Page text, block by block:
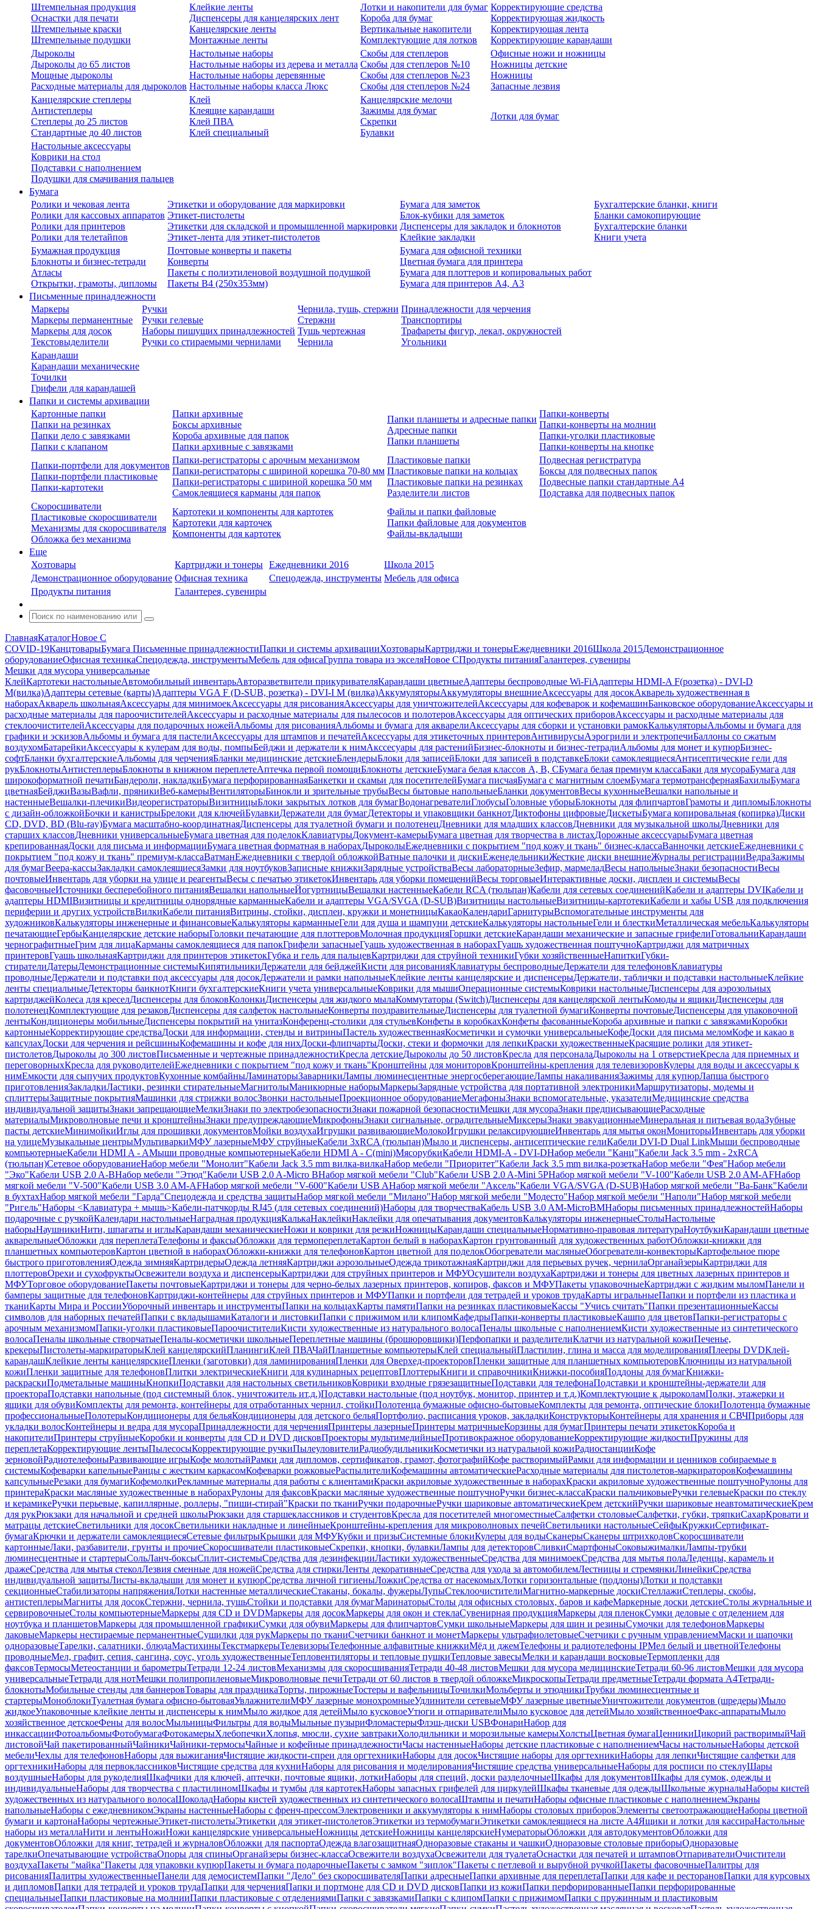
Штемпельная продукция
Оснастки для печати
Штемпельные краски
Штемпельные подушки
Клейкие ленты
Диспенсеры для канцелярских лент
Канцелярские ленты
Монтажные ленты
Лотки и накопители для бумаг
Короба для бумаг
Вертикальные накопители
Комплектующие для лотков
Корректирующие средства
Корректирующая жидкость
Корректирующая лента
Корректирующие карандаши
Дыроколы
Дыроколы до 65 листов
Мощные дыроколы
Расходные материалы для дыроколов
Настольные наборы
Настольные наборы из дерева и металла
Настольные наборы деревянные
Настольные наборы класса Люкс
Скобы для степлеров
Скобы для степлеров №10
Скобы для степлеров №23
Скобы для степлеров №24
Офисные ножи и ножницы
Ножницы детские
Ножницы
Запасные лезвия
Канцелярские степлеры
Антистеплеры
Степлеры до 25 листов
Стандартные до 40 листов
Клей
Клеящие карандаши
Клей ПВА
Клей специальный
Канцелярские мелочи
Зажимы для бумаг
Скрепки
Булавки
Лотки для бумаг
Настольные аксессуары
Коврики на стол
Подставки с наполнением
Подушки для смачивания пальцев
Бумага
Ролики и чековая лента
Ролики для кассовых аппаратов
Ролики для принтеров
Ролики для телетайпов
Этикетки и оборудование для маркировки
Этикет-пистолеты
Этикетки для складской и промышленной маркировки
Этикет-лента для этикет-пистолетов
Бумага для заметок
Блок-кубики для заметок
Диспенсеры для закладок и блокнотов
Клейкие закладки
Бухгалтерские бланки, книги
Бланки самокопирующие
Бухгалтерские бланки
Книги учета
Бумажная продукция
Блокноты и бизнес-тетради
Атласы
Открытки, грамоты, дипломы
Почтовые конверты и пакеты
Конверты
Пакеты с полиэтиленовой воздушной подушкой
Пакеты В4 (250х353мм)
Бумага для офисной техники
Цветная бумага для принтера
Бумага для плоттеров и копировальных работ
Бумага для принтеров А4, А3
Письменные принадлежности
Маркеры
Маркеры перманентные
Маркеры для досок
Текстовыделители
Ручки
Ручки гелевые
Наборы пишущих принадлежностей
Ручки со стираемыми чернилами
Чернила, тушь, стержни
Стержни
Тушь чертежная
Чернила
Принадлежности для черчения
Транспортиры
Трафареты фигур, лекал, окружностей
Угольники
Карандаши
Карандаши механические
Точилки
Грифели для карандашей
Папки и системы архивации
Картонные папки
Папки на резинках
Папки дело с завязками
Папки с клапаном
Папки архивные
Боксы архивные
Короба архивные для папок
Папки архивные с завязками
Папки планшеты и адресные папки
Адресные папки
Папки планшеты
Папки-конверты
Папки-конверты на молнии
Папки-уголки пластиковые
Папки-конверты на кнопке
Папки-портфели для документов
Папки-портфели пластиковые
Папки-картотеки
Папки-регистраторы с арочным механизмом
Папки-регистраторы с шириной корешка 70-80 мм
Папки-регистраторы с шириной корешка 50 мм
Самоклеящиеся карманы для папок
Пластиковые папки
Пластиковые папки на кольцах
Пластиковые папки на резинках
Разделители листов
Подвесная регистратура
Боксы для подвесных папок
Подвесные папки стандартные А4
Подставка для подвесных папок
Скоросшиватели
Пластиковые скоросшиватели
Механизмы для скоросшивателя
Обложка без механизма
Картотеки и компоненты для картотек
Картотеки для карточек
Компоненты для картотек
Файлы и папки файловые
Папки файловые для документов
Файлы-вкладыши
Еще
Хозтовары
Картриджи и тонеры Ежедневники 2016
Школа 2015
Демонстрационное оборудование Офисная техника Спецодежда, инструменты Мебель для офиса
Продукты питания
Галантерея, сувениры
ГлавнаяКаталогНовое С
COVID-19КанцтоварыБумага Письменные принадлежностиПапки и системы архивацииХозтоварыКартриджи и тонерыЕжедневники 2016Школа 2015Демонстрационное
оборудованиеОфисная техникаСпецодежда, инструментыМебель для офисаГруппа товара из экселяНовое СПродукты питанияГалантерея, сувениры
Мешки для мусора универсальные
КлейКартотеки настольныеАвтомобильный инвентарьАвторазветвители прикуривателяКарандаши цветныеАдаптеры беспроводные Wi-FiАдаптеры HDMI-A F(розетка) - DVI-D
M(вилка)Адаптеры сетевые (карты)Адаптеры VGA F (D-SUB, розетка) - DVI-I M (вилка)АккумуляторыАккумуляторы внешниеАксессуары для досокАкварель художественная в
наборахАкварель школьнаяАксессуары для минимоекАксессуары для рисованияАксессуары для уничтожителейАксессуары для кофеварок и кофемашинБанковское оборудованиеАксессуары и
расходные материалы для пароочистителейАксессуары и расходные материалы для пылесосов и полотеровАксессуары для оптических приборовАксессуары и расходные материалы для
стеклоочистителейАксессуары для подарочных ножейАльбомы для рисованияАльбомы и бумага для акварелиАксессуары для сборки и установки рамокКалькуляторыАльбомы и бумага для
графики и эскизовАльбомы и бумага для пастелиАксессуары для штампов и печатейАксессуары для этикеточных принтеровАнтивирусыАэрогрили и электропечиБаллоны со сжатым
воздухомБатарейкиАксессуары к кулерам для воды, помпыБейджи и держатели к нимАкссесуары для растенийБизнес-блокноты и бизнес-тетрадиАльбомы для монет и купюрБизнес-
софтБланки бухгалтерскиеАльбомы для черченияБланки медицинские детскиеБлендерыБлоки для записейБлоки для записей в подставкеБлоки самоклеящиесяАнтисептические гели для
рукБлокнотыАнтистеплерыБлокноты в книжном переплетеАптечка первой помощиБлокноты детскиеБумага белая классов А, В, СБумага белая премиум классаБаки для мусораБумага для
широкоформатной печатиБандероли, накладкиБумага перфорированнаяБанкетки и скамьи для посетителейБумага писчаяБумага с магнитным слоемБумага термотрансфернаяБахилыБумага
цветнаяБейджиВазыВафли, пряникиВеб-камерыВентиляторыБинокли и зрительные трубыВесы бытовые напольныеБланки документовВесы кухонныеВешалки напольные и
настенныеВешалки-плечикиВидеорегистраторыВизитницыБлоки закрытых лотков для бумагВодонагревателиГлобусыГоловные уборыБлокноты для флипчартовГрамоты и дипломыБлокноты
с дизайн-обложкойБочки и канистрыБрелоки для ключейБулавкиДержатели для бумагДетекторы и упаковщики банкнотДиктофоны цифровыеДискетыБумага копировальная (копирка)Диски
CD, DVD, BD (Blu-ray)Бумага масштабно-координатнаяДиспенсеры для туалетной бумаги и полотенецДневники для младших классовДневники для музыкальной школыДневники для
старших классовДневники универсальныеБумага цветная для поделокКлавиатурыДокумент-камерыБумага цветная для творчества в листахДорожные аксессуарыБумага цветная
крепированнаяДоски для письма и информацииБумага цветная форматная в наборахДыроколыЕжедневники с покрытием "под кожу и ткань" бизнес-классаВанночки детскиеЕжедневники с
покрытием "под кожу и ткань" премиум-классаВатманЕжедневники с твердой обложкойВатные палочки и дискиЕженедельникиЖесткие диски внешниеЖурналы регистрацииВедраЗажимы
для бумагВеера-кассыЗакладки самоклеящиесяЗамки для ноутбуковЗаписные книжкиЗарядные устройстваВесы лабораторныеЗефир, мармеладВесы напольныеЗнаки безопасностиВесы
почтовыеИнвентарь для уборки на улице и реагентыВесы с печатью этикетокИнвентарь для уборки помещенийВесы торговыеИнтерактивные доски, дисплеи и системыВесы
фасовочныеИсточники бесперебойного питанияВешалки напольныеЙогуртницыВешалки настенныеКабели RCA (тюльпан)Кабели для сетевых соединенийКабели и адаптеры DVIКабели и
адаптеры HDMIВизитницы и кредитницы однорядные карманныеКабели и адаптеры VGA/SVGA (D-SUB)Визитницы настольныеВизитницы-картотекиКабели и хабы USB для подключения
периферии и других устройствВилкиКабели питанияВитрины, стойки, дисплеи, кружки и монетницыКакаоКалендариГарнитурыВспомогательные инструменты для
художниковКалькуляторы инженерные и финансовыеКалькуляторы карманныеГели для душа и шампуни детскиеКалькуляторы настольныеГели и блесткиМеталлическая мебельКалькуляторы
печатающиеГербыКанцелярские детские наборыГоловки печатающие для плоттеровМолочная продукцияГоршки детскиеКарандаши механические и запасные грифелиГотовальниКарандаши
чернографитныеГрим для лицаКарманы самоклеящиеся для папокГрифели запасныеГуашь художественная в наборахГуашь художественная поштучноКартриджи для матричных
принтеровГуашь школьнаяКартриджи для принтеров этикетокГубка и гель для пальцевКартриджи для струйной техникиГубки хозяйственныеНапиткиГубки-
стирателиДатерыДемонстрационные системыКипятильникиДержатели для бейджейКисти для рисованияКлавиатуры беспроводныеДержатели для телефоновКлавиатуры
проводныеДержатели и подставки под аксессуары для досокДержатели и рамки напольныеКлейкие ленты канцелярские и диспенсерыДержатели, таблички и подставки настольныеКлейкие
ленты специальныеДетекторы банкнотКниги бухгалтерскиеКниги учета универсальныеКоврики для мышиОперационные системыКоврики настольныеДиспенсеры для аэрозольных
картриджейКолеса для креселДиспенсеры для блоковКолонкиДиспенсеры для жидкого мылаКоммутаторы (Switch)Диспенсеры для канцелярской лентыКомоды и ящикиДиспенсеры для
полотенецКомплектующие для резаковДиспенсеры для салфеток настольныеКонверты поздравительныеДиспенсеры для туалетной бумагиКонверты почтовыеДиспенсеры для упаковочной
лентыКондиционеры мобильныеДиспенсеры покрытий на унитазКонференц-столики для стульевКонфеты в коробкахКонфеты фасованныеКороба архивные и папки с завязкамиКоробки
картонныеКорректирующие средстваДоски для информации, стенды и витриныПастель художественнаяКосметички и сумочки универсальныеКофеДоски для письма меломКофе и какао в
капсулахДоски для черчения и рейсшиныКофемашины и кофе для нихДоски-флипчартыДоски, стеки и формочки для лепкиКраски художественныеКрасящие ролики для этикет-
пистолетовДыроколы до 300 листовПисьменные и чертежные принадлежностиКресла детскиеДыроколы до 50 листовКресла для персоналаДыроколы на 1 отверстиеКресла для приемных и
переговорныхКресла для руководителейЕжедневники с покрытием "под кожу и ткань"Кронштейны для мониторовКронштейны-крепления для телевизоровКулеры для воды и аксессуары к
нимЕмкости для сыпучих продуктовКухонные комбайныЛаминаторыЗаварникиЛампы люминесцентные энергосберегающиеЛампы накаливанияЗажимы для купюрЛапша быстрого
приготовленияЗакладкиЛастики, резинки стирательныеМагнитолыМаникюрные наборыМаркерыЗарядные устройства для портативной электроникиМаршрутизаторы, модемы и
сплиттерыЗащитные покрытияМашинки для стрижки волосЗвонки настольныеПроекционное оборудованиеМегафоныЗнаки вспомогательные, указателиМедицинские средства
индивидуальной защитыЗнаки запрещающиеМелкиЗнаки по электробезопасностиЗнаки пожарной безопасностиМешки для мусораЗнаки предписывающиеРасходные
материалыМикроволновые печи и кронштейныЗнаки предупреждающиеМикрофоныЗнаки сигнальные, оградительныеМиксерыЗнаки эвакуационныеМинеральная и питьевая водаЗубные
пасты детскиеМинимойкиИглы для прошивки документовМойки воздухаИгрушки развивающиеМолокоИгрушки релаксирующиеИнвентарь для мытья оконМониторыИнвентарь для уборки
на улицеМузыкальные центрыМультиваркиМФУ лазерныеМФУ струйныеКабели 3xRCA (тюльпан)Мыло и диспенсеры, антисептические гелиКабели DVI-D Dual LinkМыши беспроводные
компьютерныеКабели HDMI A - AМыши проводные компьютерныеКабели HDMI A - C(mini)МясорубкиКабели HDMI-A - DVI-DНабор мебели "Канц"Кабели Jack 3.5 mm - 2xRCA
(тюльпан)Сетевое оборудованиеНабор мебели "Монолит"Кабели Jack 3.5 mm вилка-вилкаНабор мебели "Приоритет"Кабели Jack 3.5 mm вилка-розеткаНабор мебели "Фея"Набор мебели
"Эко"Кабели USB 2.0 A-BНабор мебели "Этюд"Кабели USB 2.0 A-Micro BНабор мягкой мебели "Club"Кабели USB 2.0 A-Mini 5PНабор мягкой мебели "V-100"Кабели USB 2.0 AM-AFНабор
мягкой мебели "V-500"Кабели USB 3.0 AM-AFНабор мягкой мебели "V-600"Кабели USB AНабор мягкой мебели "Аксель"Кабели VGA/SVGA (D-SUB)Набор мягкой мебели "Ва-Банк"Кабели
в бухтахНабор мягкой мебели "Гарда"Спецодежда и средства защитыНабор мягкой мебели "Милано"Набор мягкой мебели "Модесто"Набор мягкой мебели "Наполи"Набор мягкой мебели
"Ригель"Наборы <Клавиатура + мышь>Кабели-патчкорды RJ45 (для сетевых соединений)Наборы для творчестваКабель USB 3.0 AM-MicroBMНаборы письменных принадлежностейНаборы
подарочные с ручкойКалендари настольныеНаградная продукцияКалькаНаклейкиНаклейки для опечатывания документовКалькуляторы инженерныеСтолыНастольные
наборыНаушникиНити, шпагаты и иглыКарандаши механическиеНожи и коврики для резкиНожницыКарандаши специальныеНормативно-правовая литератураНоутбукиКарандаши цветные
акварельныеОбложки для переплетаТелефоны и факсыОбложки для термопереплетаКартон белый в наборахКартон грунтованный для художественных работОбложки-книжки для
планшетных компьютеровКартон цветной в наборахОбложки-книжки для телефоновКартон цветной для поделокОбогреватели масляныеОбогреватели-конвекторыКартофельное пюре
быстрого приготовленияОдежда зимняяКартридерыОдежда летняяКартриджи аэрозольныеОдежда трикотажнаяКартриджи для перьевых ручек, чернилаОрганайзерыКартриджи для
плоттеровОрехи и сухофруктыОсвежители воздуха и диспенсерыКартриджи для струйных принтеров и МФУОсушители воздухаКартриджи и тонеры для цветных лазерных принтеров и
МФУТорговое оборудованиеПакеты почтовыеКартриджи и тонеры для черно-белых лазерных принтеров, копиров, факсов и МФУПакеты упаковочныеКартриджи с жидким мыломПанели и
бамперы защитные для телефоновКартриджи-контейнеры для струйных принтеров и МФУПапки и портфели для тетрадей и уроков трудаКарты игральныеПапки и портфели из пластика и
тканиКарты Мира и РоссииУборочный инвентарь и инструментыПапки на кольцахКарты памятиПапки на резинках пластиковыеКассы "Учись считать"Папки презентационныеКассы
символов для наборных печатейПапки с вкладышамиКаталоги и листовкиПапки с прижимом или клипомКафедрыПапки-конверты пластиковыеКашпо для цветовПапки-регистраторы с
арочным механизмомПапки-уголки пластиковыеПароочистителиКисти художественные из натурального волосаПеналы школьные с наполнениемКисти художественные из синтетического
волосаПеналы школьные створчатыеПеналы-косметички школьныеПереплетные машины (брошюровщики)Перфопапки и разделителиКлатчи из натуральной кожиПеченье,
крекерыПистолеты-маркираторыКлей канцелярскийПланингиКлей ПВАЧайПланшетные компьютерыКлей специальныйПластилин, глина и масса для моделированияПлееры DVDКлей-
карандашКлейкие ленты канцелярскиеПленки (заготовки) для ламинированияПленки для Оверхед-проекторовПленки защитные для планшетных компьютеровКлючницы из натуральной
кожиПленки защитные для телефоновПлитки электрическиеКниги для кулинарных рецептовПлоттерыКниги и справочникиКнижки-пособияПоддоны для бумагКнижки-
раскраскиПодметальные машиныКнопкиПодставки для настольных светильниковКоврики входные грязезащитныеПодставки для телефонаПодставки и кронштейны-держатели для
проектораПодставки напольные (под системный блок, уничтожитель ит.д.)Подставки настольные (под ноутбук, монитор, принтер и т.д.)Комплектующие к дыроколамПолки, этажерки и
ящики для обувиКомплекты для ремонта, контейнеры для отработанных чернил, стойкиПолотенца бумажные офисно-бытовыеКомплекты для ремонта, оптические блокиПолотенца бумажные
профессиональныеПолотерыКондиционеры для бельяКондиционеры для детского бельяПортфолио, расписания уроков, закладкиКонструкторыКонтейнеры для хранения и СВЧПриборы для
укладки волосКонтейнеры и ведра для мусораПринадлежности для черченияПринтеры лазерныеПринтеры матричныеКорзины для бумагПринтеры печати этикетокКороба и
накопителиПринтеры струйныеКоробки и конверты для CD и DVD дисковПроекторы мультимедийныеПротивокражное оборудованиеКорректирующие жидкостиПружины для
переплетаКорректирующие лентыПылесосыКорректирующие ручкиПылеуловителиРадиобудильникиКосметички из натуральной кожиРадиостанцииКофе
зерновойРадиотелефоныРазвивающие игрыКофе молотыйРамки для дипломов, сертификатов, грамот, фотографийКофе растворимыйРамки для информации и ценников собираемые в
системыКофеварки капельныеРанцы с жестким каркасомКофеварки рожковыеРаспылителиКофемашины автоматическиеРасходные материалы для пистолетов-маркираторовКофемашины
капсульныеРезаки для бумагиКофемолкиРекламные материалы для работы с клиентамиКраски акриловые художественные в наборахКраски акриловые художественные поштучноРулоны для
принтераКраски масляные художественные в наборахРулоны для факсовКраски масляные художественные поштучноРучки бизнес-классаКраски пальчиковыеРучки гелевыеКраски по стеклу
и керамикеРучки перьевые, капиллярные, роллеры, "пиши-стирай"Краски по тканиРучки подарочныеРучки шариковые автоматическиеКрем детскийРучки шариковые неавтоматическиеКрем
для рукРюкзаки для начальной и средней школыРюкзаки для старшеклассников и студентовКресла для посетителей многоместныеСалфетки столовыеСалфетки, губки, тряпкиСахарКровати и
матрацы детскиеСветильники для досокСветильники накладные и линейныеКронштейны-крепления для микроволновых печейСветильники настольныеСейфыКружкиСертификат-
бумагаКрючки и держатели самоклеящиесяСетевые фильтрыКрышки для МФУКубки и призыСистемные блокиКулеры для водыСканерыСканеры штрихкодовСкоросшиватели
картонныеЛаки, разбавители, грунты и прочиеСкоросшиватели пластиковыеСкрепки, кнопки, булавкиЛампы для детекторовСливкиСмартфоныСоковыжималкиЛампы-трубки
люминесцентные и стартерыСольЛанч-боксыСплит-системыСредства для дезинфекцииЛастики художественныеСредства для минимоекСредства для мытья полаЛеденцы, карамель и
дражеСредства для мытья стеколЛезвия сменные для ножейСредства для стиркиЛенты декоративныеСредства для ухода за автомобилемЛестницы и стремянкиЛинейкиСредства
индивидуальной защитыЛисты-вкладыши для монет и купюрСредства личной гигиеныЛожкиСредства от насекомыхЛотки горизонтальные (поддоны)Лотки и подставки
секционныеСтабилизаторы напряженияЛотки настенные металлическиеСтаканы, бокалы, фужерыЛупыСтеклоочистителиМагнитно-маркерные доскиСтеллажиСтеплеры, скобы,
антистеплерыМагниты для досокСтержни, чернила, тушьСтойки и подставки для бумагМаринаторыСтолы для офисных столовых, баров и кафеМаркерные доски детскиеСтолы журнальные и
сервировочныеСтолы компьютерныеМаркеры для CD и DVDМаркеры для досокМаркеры для окон и стеклаСувенирная продукцияМаркеры для пленокСумки деловые с отделением для
ноутбука и планшетовМаркеры для промышленной графикиСумки для обувиМаркеры для флипчартовСумки школьныеМаркеры для шин и резиныСумочки для телефоновМаркеры
лаковыеМаркеры нестираемые перманентныеСушилки для рукМаркеры по тканиСчетчики банкнот и монетМаркеры ультрафиолетовыеСчетчики с ручным управлениемМаски и шапочки
одноразовыеТарелки, салатники, блюдаМастихиныТекстмаркерыТелевизорыТелефонные алфавитные книжкиМёд и джемТелефоны и радиотелефоны IPМел белый и цветнойТелефоны
проводныеМел, графит, сепия, сангина, соус, уголь художественныеТепловентиляторы и тепловые пушкиТепловые завесыМелки и карандаши восковыеТермопленки для
факсовТермосыМетеостанции и барометрыТетради 12-24 листовМеханизмы для скоросшиванияТетради 40-48 листовМешки для мусора медицинскиеТетради 60-96 листовМешки для мусора
универсальныеТетради для нотМешки полипропиленовыеМикроволновые печиТетради от 60 листов в твердой обложкеМикроскопыТетради предметныеТетради формата А4Тетради-
блокнотыМобильные стенды для баннеровТовары для праздникаТорты, пирожныеТостеры и вафельницыТочилкиМольберты и этюдникиТрубки люминесцентные и
стартерыМоноблокиТуалетная бумага офисно-бытоваяУвлажнителиМФУ лазерные монохромныеУдлинители сетевыеМФУ лазерные цветныеУничтожители документов (шредеры)Мыло
жидкоеУпаковочные клейкие ленты и диспенсеры к нимМыло жидкое для детейМыло кусковоеУтюги и отпаривателиМыло кусковое для детейМыло хозяйственноеФакс-аппаратыМыло
хозяйственное детскоеФены для волосМыльницыФильтры для водыМыльные пузыриФломастерыФлэш-диски USBФонариНабор для
инкассацииФотоальбомыФотобумагаФотокамерыХлебопечкиХлопья, мюсли, сухие завтракиХолодильники и морозильные камерыХолстыЦветная бумагаЦенникиЦикорий растворимыйЧай
листовойЧай пакетированныйЧайникиЧайники-термосыЧайные и кофейные принадлежностиЧасы настенныеНаборы детские пластиковые с наполнениемЧасы настольныеНаборы детской
мебелиЧехлы для телефоновНаборы для выжиганияЧистящие жидкости-спреи для оргтехникиНаборы для досокЧистящие наборы для оргтехникиНаборы для лепкиЧистящие салфетки для
оргтехникиНаборы для первоклассниковЧистящие средства для кухниНаборы для рисования и моделированияЧистящие средства универсальныеНаборы для росписи по стеклуШары
воздушныеНаборы для рукоделияШкафчики для ключей, аптечки, почтовые ящики, лоткиНаборы для специй, доски разделочныеШкафы для документовШкафы для сумок, одежды и
индивидуальныеНаборы для творчества с пластилиномШкафы и тумбы для картотекНаборы запасных грифелей для циркулейШкафы тканевые для одеждыШкольные журналыНаборы кистей
художественных из натурального волосаШоколадНаборы кистей художественных из синтетического волосаШтампы и печатиНаборы офисные пластиковые с наполнениемЭкраны
напольныеНаборы с ежедневникомЭкраны настенныеНаборы с френч-прессомЭлектровеники и аккумуляторы к нимНаборы столовых приборовЭлементы светоотражающиеНаборы цветной
бумаги и картонаНаборы чертежныеЭтикет-пистолетыЭтикетки для этикет-пистолетовЭтикетки из термобумагиЭтикетки самоклеящиеся на листе А4Ящики и лотки для кассираНастольные
наборы из металлаНити и лентыНожиНожи канцелярские универсальныеНожницы детскиеНожницы канцелярскиеНумераторыОбложки для автодокументовОбложки для
документовОбложки для книг, тетрадей и журналовОбложки для паспортаОдежда влагозащитнаяОдноразовые стаканы и чашкиОдноразовые столовые приборыОдноразовые
тарелкиОпечатывающие устройстваОпоры для спиныОрганайзеры бизнес-классаОсвежители воздухаОсвежители для туалетаОснастки для печатей и штамповОтпаривателиОчистители
воздухаПакеты "майка"Пакеты для упаковки купюрПакеты и бумага подарочныеПакеты с замком "зиплок"Пакеты с петлевой и вырубной ручкойПакеты фасовочныеПалитры для
рисованияПалитры художественныеПанели для демосистемПапки "Дело" без скоросшивателяПапки адресныеПапки архивные для переплетаПапки для кафе и ресторановПапки для курсовых
и дипломовПапки для тетрадей и уроков трудаПапки для черченияПапки и портмоне для CD и DVD дисковПапки из кожиПапки перфорированныеПапки перфорированные
специальныеПапки пластиковые на молнииПапки пластиковые с отделениямиПапки с завязкамиПапки с клипомПапки с прижимомПапки с пружинным и пластиковым